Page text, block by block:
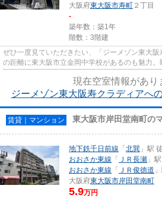
大阪府東大阪市寿町 ２丁目
-
築年数：築1年
階数：3階建
ぜひ一度見ていただきたい、「ジーメゾン東大
の距離に東大阪市立金岡中学校があるのも魅力。
のゴミ捨て場まで行かずにサ...
現在空室情報があり
ジーメゾン東大阪寿クラディアへ
賃貸｜マンション 東大阪市岸田堂南町の
地下鉄千日前線 「北巽 」駅
おおさか東線 「 ＪＲ長瀬 」
おおさか東線 「 ＪＲ俊徳道
大阪府東大阪市岸田堂南町
5.9万円